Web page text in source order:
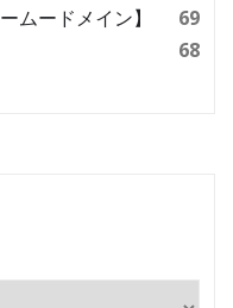
ムードメイン】
69
68